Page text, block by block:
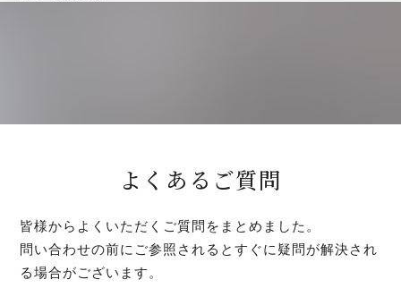
よくあるご質問
皆様からよくいただくご質問をまとめました。
問い合わせの前にご参照されるとすぐに疑問が解決され
る場合がございます。